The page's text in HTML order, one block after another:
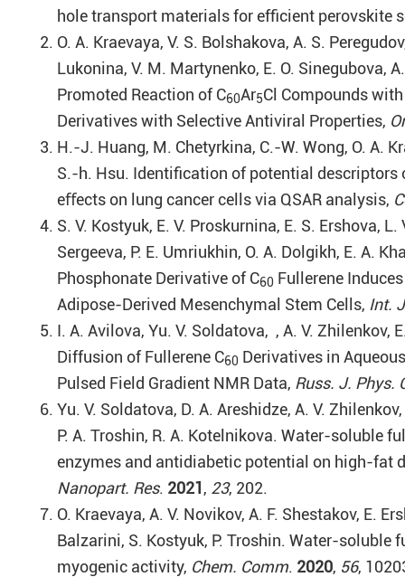
hole transport materials for efficient perovskite
O. A. Kraevaya, V. S. Bolshakova, A. S.
Lukonina, V. M. Martynenko, E. O. Sinegubova,
Promoted Reaction of C60Ar5Cl Compounds
Derivatives with Selective Antiviral Properties,
H.-J. Huang, M. Chetyrkina, C.-W. Wong, O. A.
S.-h. Hsu. Identiﬁcation of potential
eﬀects on lung cancer cells via QSAR analysis,
S. V. Kostyuk, E. V. Proskurnina, E. S. Ershova,
Sergeeva, P. E. Umriukhin, O. A. Dolgikh, E. A.
Phosphonate Derivative of C60 Fullerene
Adipose-Derived Mesenchymal Stem Cells, Int.
I. A. Avilova, Yu. V. Soldatova, , A. V. Zhilenkov,
Diffusion of Fullerene С60 Derivatives in
Pulsed Field Gradient NMR Data, Russ. J. Phys.
Yu. V. Soldatova, D. A. Areshidze, A. V.
P. A. Troshin, R. A. Kotelnikova. Water-soluble
enzymes and antidiabetic potential on high-
Nanopart. Res. 2021 , 23, 202.
O. Kraevaya, A. V. Novikov, A. F. Shestakov, E.
Balzarini, S. Kostyuk, P. Troshin. Water-
myogenic activity, Chem. Comm. 2020, 56,